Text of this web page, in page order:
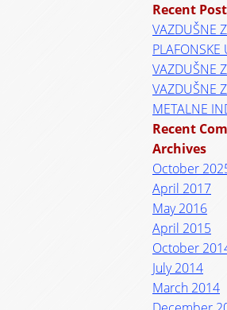
Recent
VAZDUŠNE
PLAFONSKE
VAZDUŠNE
VAZDUŠNE
METALNE
Recent
Archives
October
April 2017
May 2016
April 2015
October
July 2014
March 2014